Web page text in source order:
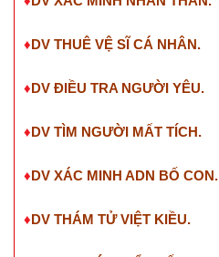
♦DV THUÊ VỆ SĨ CÁ NHÂN.
♦DV ĐIỀU TRA NGƯỜI YÊU.
♦DV TÌM NGƯỜI MẤT TÍCH.
♦DV XÁC MINH ADN BỐ CON.
♦DV THÁM TỬ VIỆT KIỀU.